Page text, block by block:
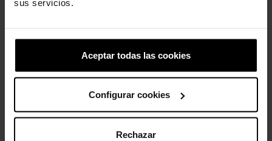
sus servicios.
Aceptar todas las cookies
Configurar cookies
Rechazar
produto também compraram:
-20%